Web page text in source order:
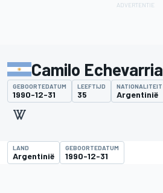
Camilo Echevarria
GEBOORTEDATUM
1990-12-31
LEEFTIJD
35
NATIONALITEIT
Argentinië
LAND
Argentinië
GEBOORTEDATUM
1990-12-31